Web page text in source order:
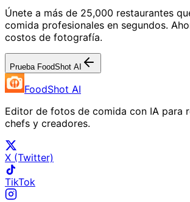
Únete a más de 25,000 restaurantes
comida profesionales en segundos.
costos de fotografía.
Prueba FoodShot AI
FoodShot AI
Editor de fotos de comida con IA para
chefs y creadores.
X (Twitter)
TikTok